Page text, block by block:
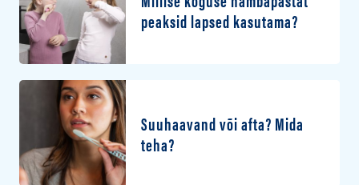
peaksid lapsed kasutama?
Suuhaavand või afta? Mida
teha?